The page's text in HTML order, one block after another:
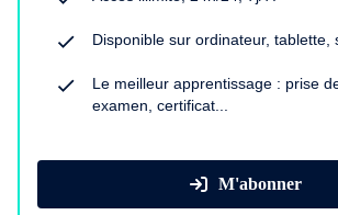
Disponible sur ordinateur, tablette,
Le meilleur apprentissage : prise
examen, certificat...
M'abonner